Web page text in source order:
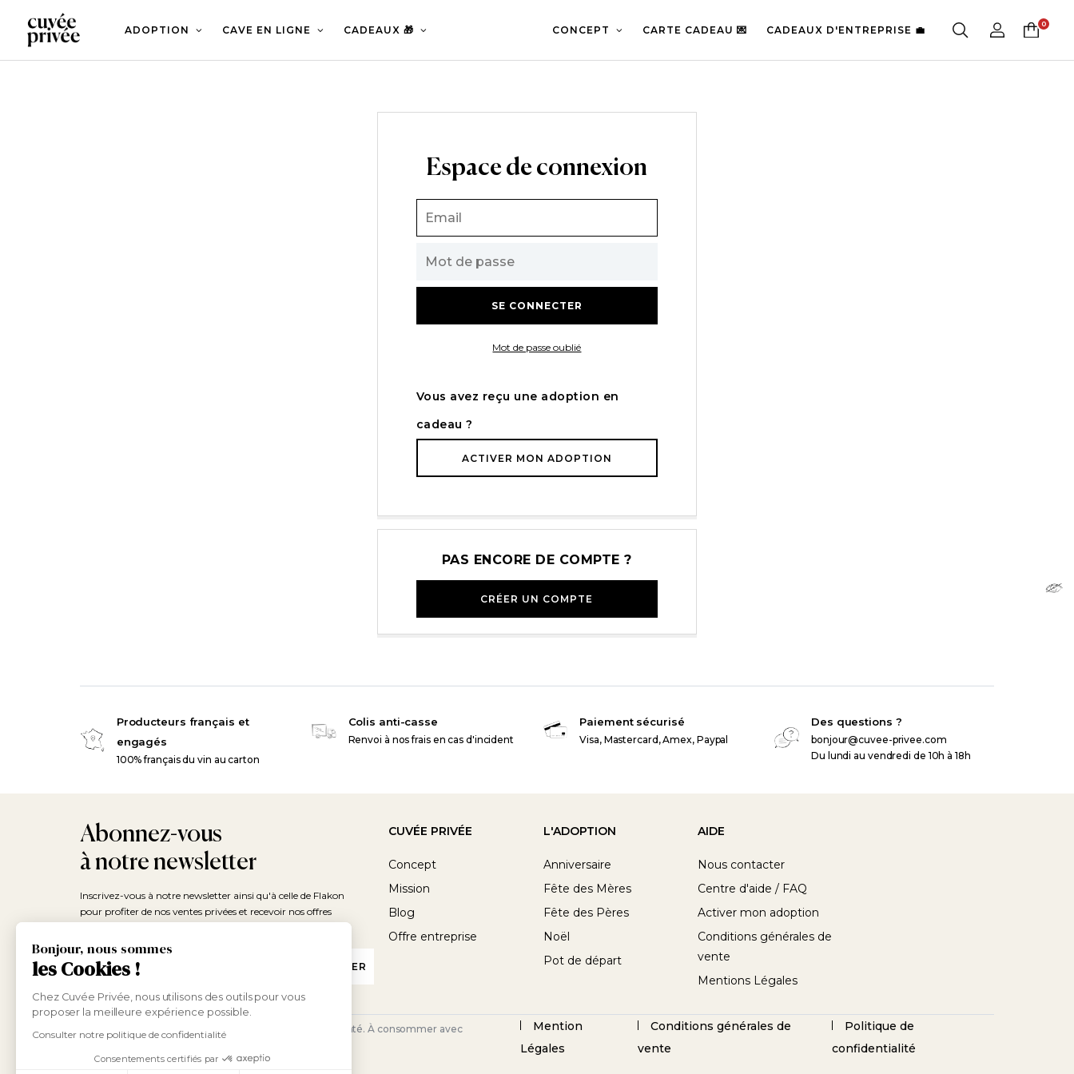
contenu
principal
ADOPTION CAVE EN LIGNE CADEAUX 🎁 CONCEPT CARTE CADEAU 💌 CADEAUX D'ENTREPRISE 💼
Espace de connexion
Mot de passe oublié
Vous avez reçu une adoption en
cadeau ?
ACTIVER MON ADOPTION
PAS ENCORE DE COMPTE ?
CRÉER UN COMPTE
Producteurs français et
engagés
100% français du vin au carton
Colis anti-casse
Renvoi à nos frais en cas d'incident
Paiement sécurisé
Visa, Mastercard, Amex, Paypal
Des questions ?
bonjour@cuvee-privee.com
Du lundi au vendredi de 10h à 18h
Abonnez-vous
à notre newsletter
Inscrivez-vous à notre newsletter ainsi qu'à celle de Flakon
pour profiter de nos ventes privées et recevoir nos offres
Email
CUVÉE PRIVÉE
Concept
Mission
Blog
Offre entreprise
L'ADOPTION
Anniversaire
Fête des Mères
Fête des Pères
Noël
Pot de départ
AIDE
Nous contacter
Centre d'aide / FAQ
Activer mon adoption
Conditions générales de
vente
Mentions Légales
L'abus d'alcool est dangereux pour la santé. À consommer avec
Mention
Légales
Conditions générales de
vente
Politique de
confidentialité
Bonjour, nous sommes
les Cookies !
Chez Cuvée Privée, nous utilisons des outils pour vous
proposer la meilleure expérience possible.
Consulter notre politique de confidentialité
Consentements certifiés par